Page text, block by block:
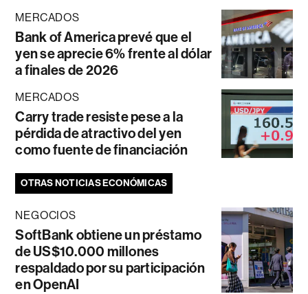
MERCADOS
Bank of America prevé que el
yen se aprecie 6% frente al dólar
a finales de 2026
MERCADOS
Carry trade resiste pese a la
pérdida de atractivo del yen
como fuente de financiación
OTRAS NOTICIAS ECONÓMICAS
NEGOCIOS
SoftBank obtiene un préstamo
de US$10.000 millones
respaldado por su participación
en OpenAI